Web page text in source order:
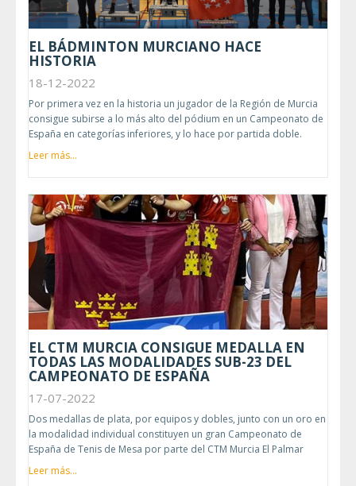
EL BÁDMINTON MURCIANO HACE
HISTORIA
18-12-2022
Por primera vez en la historia un jugador de la Región de Murcia
consigue subirse a lo más alto del pódium en un Campeonato de
España en categorías inferiores, y lo hace por partida doble.
Leer más...
EL CTM MURCIA CONSIGUE MEDALLA EN
TODAS LAS MODALIDADES SUB-23 DEL
CAMPEONATO DE ESPAÑA
17-07-2022
Dos medallas de plata, por equipos y dobles, junto con un oro en
la modalidad individual constituyen un gran Campeonato de
España de Tenis de Mesa por parte del CTM Murcia El Palmar
Leer más...